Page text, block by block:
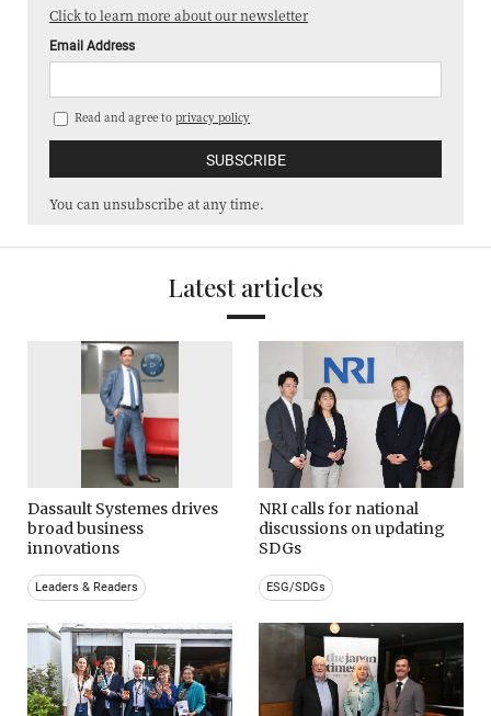
Click to learn more about our newsletter
Email Address
Read and agree to privacy policy
You can unsubscribe at any time.
Latest articles
Dassault Systemes drives
broad business
innovations
Leaders & Readers
NRI calls for national
discussions on updating
SDGs
ESG/SDGs